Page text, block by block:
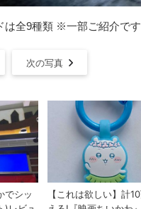
は全9種類 ※一部ご紹介です
次の写真